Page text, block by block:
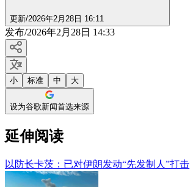
更新/2026年2月28日 16:11
发布/2026年2月28日 14:33
小 标准 中 大
设为谷歌新闻首选来源
延伸阅读
以防长卡茨：已对伊朗发动“先发制人”打击